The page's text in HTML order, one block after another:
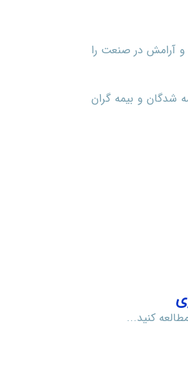
و آرامش در صنعت را
شدگان و بیمه گران
کنید...